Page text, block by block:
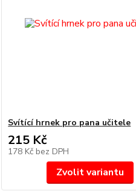
Svítící hrnek pro pana učitele
215 Kč
178 Kč bez DPH
Zvolit variantu